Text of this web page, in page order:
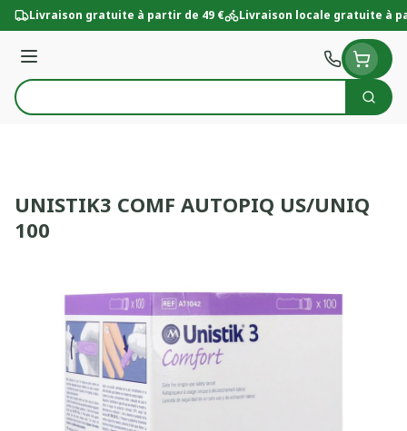
Aller au contenu
Livraison gratuite à partir de 49 € Livraison locale gratuite à
Menu
Rechercher
UNISTIK3 COMF AUTOPIQ US/UNIQ
100